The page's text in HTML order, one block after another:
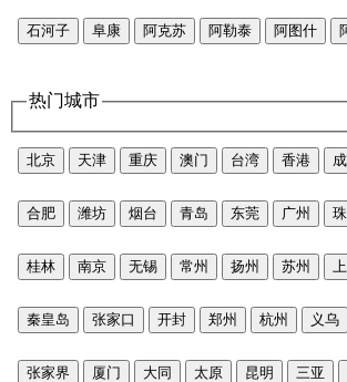
石河子 阜康 阿克苏 阿勒泰 阿图什
热门城市
北京 天津 重庆 澳门 台湾 香港
合肥 潍坊 烟台 青岛 东莞 广州
桂林 南京 无锡 常州 扬州 苏州
秦皇岛 张家口 开封 郑州 杭州 义乌
张家界 厦门 大同 太原 昆明 三亚